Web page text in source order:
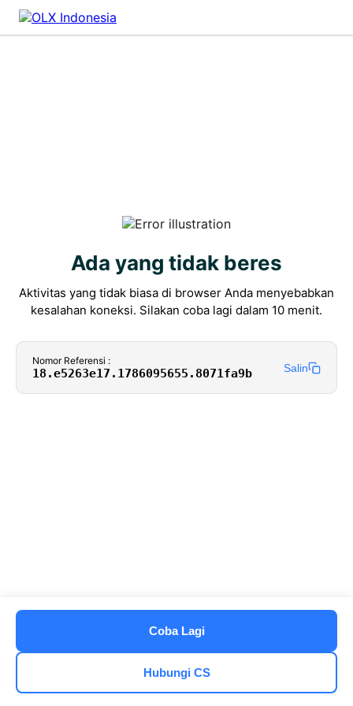
Ada yang tidak beres
Aktivitas yang tidak biasa di browser Anda menyebabkan
kesalahan koneksi. Silakan coba lagi dalam 10 menit.
Nomor Referensi :
18.e5263e17.1786095655.8071fa9b Salin
Hubungi CS
Coba Lagi